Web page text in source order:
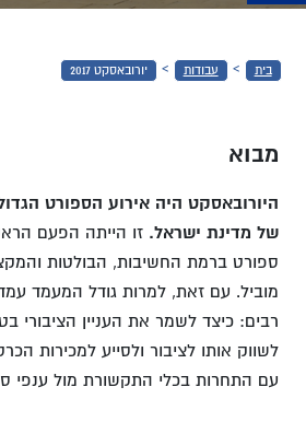
בית › עבודות › יורובאסקט 2017
מבוא
היורובאסקט היה אירוע הספורט
של מדינת ישראל. זו הייתה הפעם
ספורט ברמת החשיבות, הבולטות
מוביל. עם זאת, למרות גודל המעמד
רבים: כיצד לשמר את העניין הציבורי
לשווק אותו לציבור ולסייע למכירות
עם התחרות בכלי התקשורת מול ענפי